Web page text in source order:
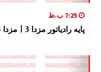
7:25 ب.ظ
پایه رادیاتور مزدا 3 | مزدا 3 جدید